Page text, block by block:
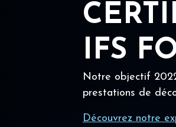
IFS
Notre objectif
prestations de
Découvrez notre